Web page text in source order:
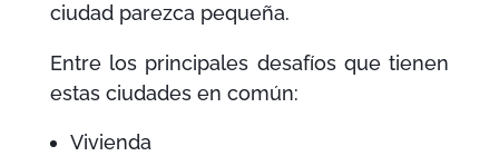
ciudad parezca pequeña.
Entre los principales desafíos que tienen
estas ciudades en común:
Vivienda